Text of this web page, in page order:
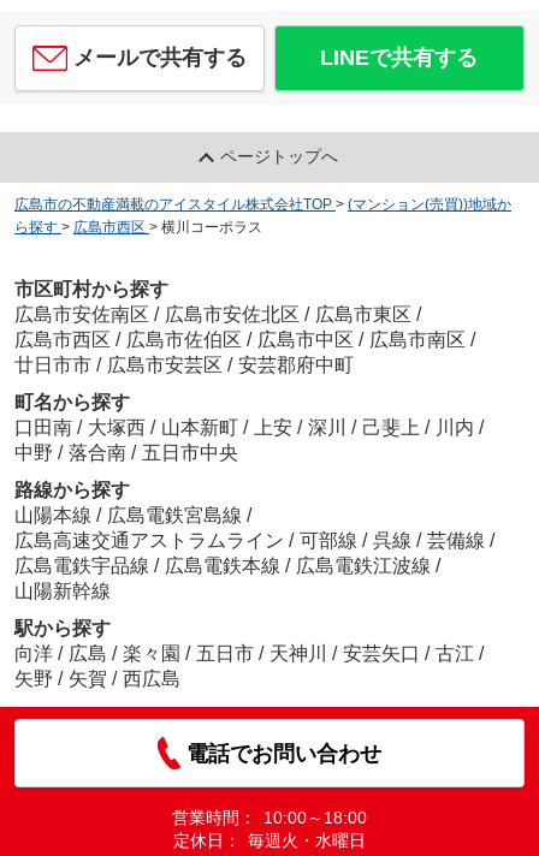
メールで共有する LINEで共有する
ページトップへ
広島市の不動産満載のアイスタイル株式会社TOP > (マンション(売買))地域か
ら探す > 広島市西区 > 横川コーポラス
市区町村から探す
広島市安佐南区 / 広島市安佐北区 / 広島市東区 /
広島市西区 / 広島市佐伯区 / 広島市中区 / 広島市南区 /
廿日市市 / 広島市安芸区 / 安芸郡府中町
町名から探す
口田南 / 大塚西 / 山本新町 / 上安 / 深川 / 己斐上 / 川内 /
中野 / 落合南 / 五日市中央
路線から探す
山陽本線 / 広島電鉄宮島線 /
広島高速交通アストラムライン / 可部線 / 呉線 / 芸備線 /
広島電鉄宇品線 / 広島電鉄本線 / 広島電鉄江波線 /
山陽新幹線
駅から探す
向洋 / 広島 / 楽々園 / 五日市 / 天神川 / 安芸矢口 / 古江 /
矢野 / 矢賀 / 西広島
電話でお問い合わせ
営業時間：
10:00～18:00
定休日：
毎週火・水曜日